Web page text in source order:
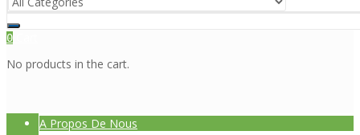
0
No products in the cart.
A Propos De Nous